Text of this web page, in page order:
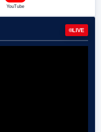
YouTube
LIVE